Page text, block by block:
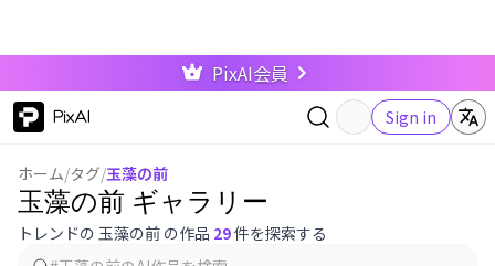
PixAI会員
PixAI Sign in
ホーム/タグ/玉藻の前
玉藻の前 ギャラリー
トレンドの 玉藻の前 の作品 29件を探索する